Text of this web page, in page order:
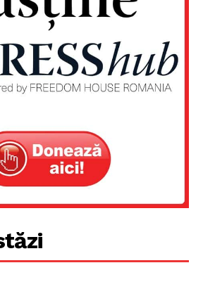
Un proiect
HOUSE ROMÂNIA